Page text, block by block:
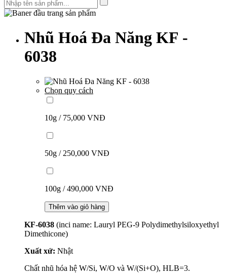
Nhũ Hoá Đa Năng KF -
6038
Chọn quy cách
10g / 75,000 VNĐ
50g / 250,000 VNĐ
100g / 490,000 VNĐ
Thêm vào giỏ hàng
KF-6038 (inci name: Lauryl PEG-9 Polydimethylsiloxyethyl
Dimethicone)
Xuất xứ: Nhật
Chất nhũ hóa hệ W/Si, W/O và W/(Si+O), HLB=3.